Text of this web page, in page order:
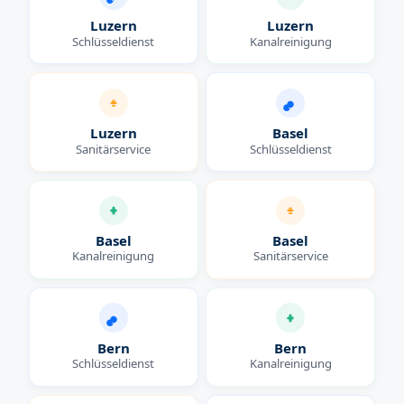
Luzern
Schlüsseldienst
Luzern
Kanalreinigung
Luzern
Sanitärservice
Basel
Schlüsseldienst
Basel
Kanalreinigung
Basel
Sanitärservice
Bern
Schlüsseldienst
Bern
Kanalreinigung